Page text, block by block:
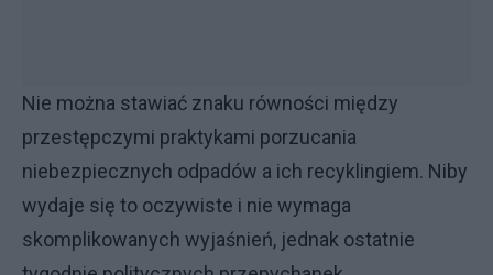
Nie można stawiać znaku równości między
przestępczymi praktykami porzucania
niebezpiecznych odpadów a ich recyklingiem. Niby
wydaje się to oczywiste i nie wymaga
skomplikowanych wyjaśnień, jednak ostatnie